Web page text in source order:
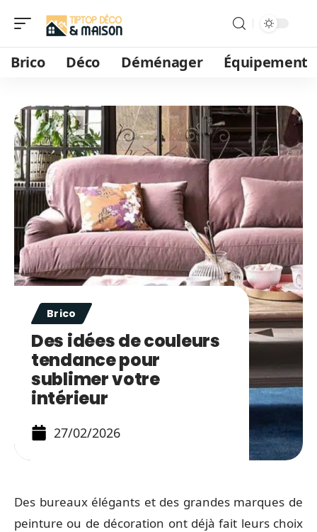
Brico Déco Déménager Équipement
Brico
Des idées de couleurs
tendance pour
sublimer votre
intérieur
27/02/2026
Des bureaux élégants et des grandes marques de
peinture ou de décoration ont déjà fait leurs choix